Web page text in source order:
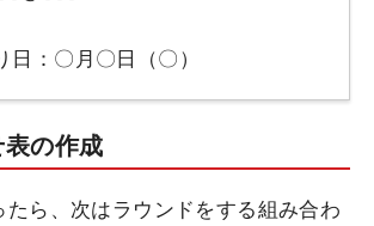
日：〇月〇日（〇）
の作成
たら、次はラウンドをする組み合わ